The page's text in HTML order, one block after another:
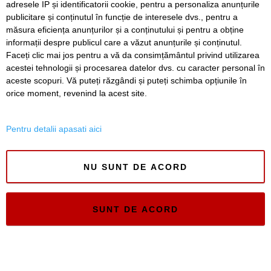
Timiș Online
ISSN 3008-2323
ISSN-L 3008-2323
adresele IP și identificatorii cookie, pentru a personaliza anunțurile
publicitare și conținutul în funcție de interesele dvs., pentru a
măsura eficiența anunțurilor și a conținutului și pentru a obține
informații despre publicul care a văzut anunțurile și conținutul.
Faceți clic mai jos pentru a vă da consimțământul privind utilizarea
acestei tehnologii și procesarea datelor dvs. cu caracter personal în
aceste scopuri. Vă puteți răzgândi și puteți schimba opțiunile în
orice moment, revenind la acest site.
Pentru detalii apasati aici
NU SUNT DE ACORD
SUNT DE ACORD